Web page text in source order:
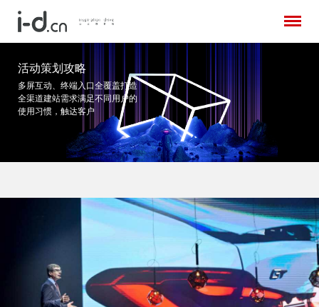
活动策划攻略
多屏互动、终端入口全覆盖打造
全渠道建站需求满足不同用户的
使用习惯，触达客户